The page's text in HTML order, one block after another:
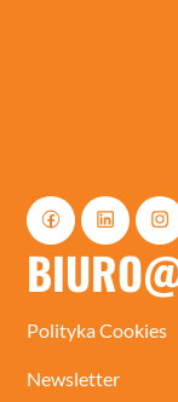
Polityka Cookies
Newsletter